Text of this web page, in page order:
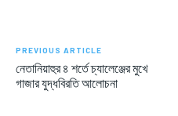
PREVIOUS ARTICLE
নেতানিয়াহুর ৪ শর্তে চ্যালেঞ্জের মুখে
গাজার যুদ্ধবিরতি আলোচনা